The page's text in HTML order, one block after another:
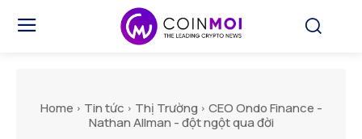
Home Tin tức Thị Trường
CEO Ondo Finance -
Nathan Allman - đột ngột qua đời